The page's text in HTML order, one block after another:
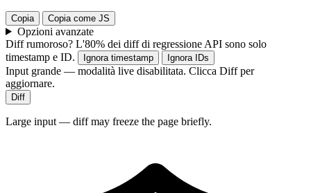
Copia Copia come JS
Opzioni avanzate
Diff rumoroso? L'80% dei diff di regressione API sono solo
timestamp e ID.
Ignora timestamp Ignora IDs
Input grande — modalità live disabilitata. Clicca Diff per
aggiornare.
Diff
Large input — diff may freeze the page briefly.